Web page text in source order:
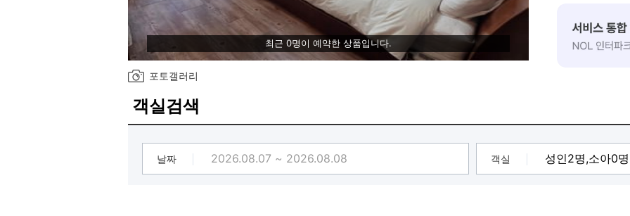
최근 0명이 예약한 상품입니다.
포토갤러리
객실검색
날짜 객실